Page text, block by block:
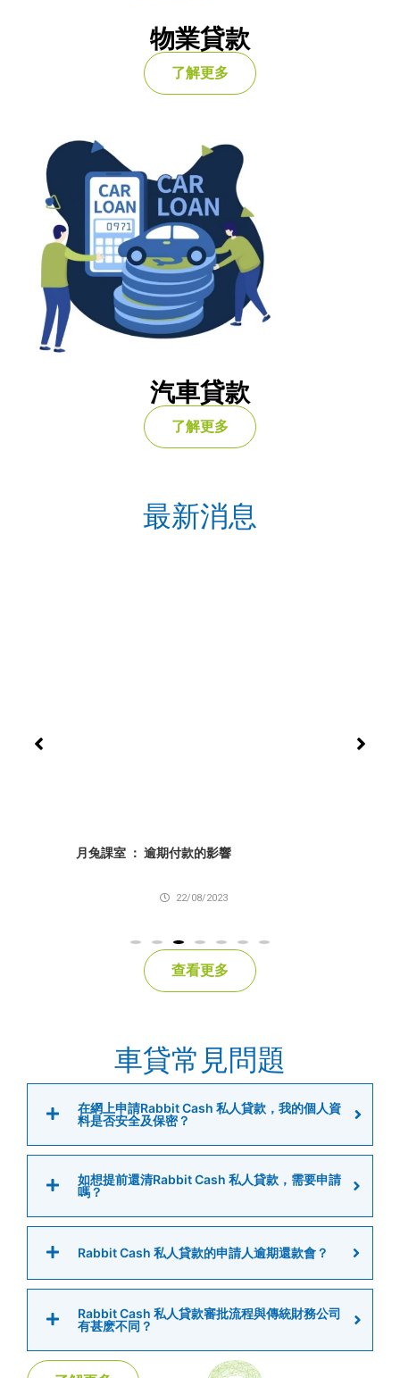
物業貸款
了解更多
汽車貸款
了解更多
最新消息
月兔課室 ： 逾期付款的影響
22/08/2023
查看更多
車貸常見問題
在網上申請Rabbit Cash 私人貸款，我的個人資
料是否安全及保密？
如想提前還清Rabbit Cash 私人貸款，需要申請
嗎？
Rabbit Cash 私人貸款的申請人逾期還款會？
Rabbit Cash 私人貸款審批流程與傳統財務公司
有甚麽不同？